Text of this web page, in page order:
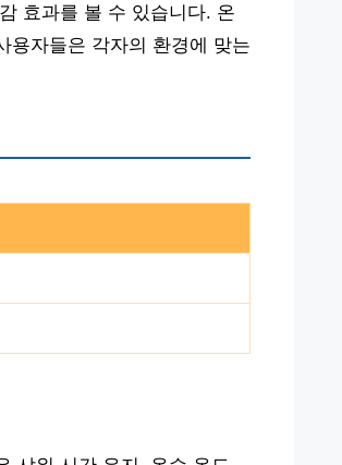
효과를 볼 수 있습니다. 온
용자들은 각자의 환경에 맞는